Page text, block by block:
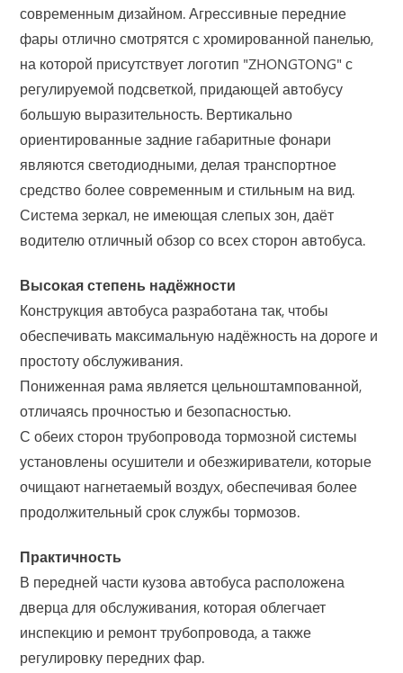
современным дизайном. Агрессивные передние
фары отлично смотрятся с хромированной панелью,
на которой присутствует логотип "ZHONGTONG" с
регулируемой подсветкой, придающей автобусу
большую выразительность. Вертикально
ориентированные задние габаритные фонари
являются светодиодными, делая транспортное
средство более современным и стильным на вид.
Система зеркал, не имеющая слепых зон, даёт
водителю отличный обзор со всех сторон автобуса.
Высокая степень надёжности
Конструкция автобуса разработана так, чтобы
обеспечивать максимальную надёжность на дороге и
простоту обслуживания.
Пониженная рама является цельноштампованной,
отличаясь прочностью и безопасностью.
С обеих сторон трубопровода тормозной системы
установлены осушители и обезжириватели, которые
очищают нагнетаемый воздух, обеспечивая более
продолжительный срок службы тормозов.
Практичность
В передней части кузова автобуса расположена
дверца для обслуживания, которая облегчает
инспекцию и ремонт трубопровода, а также
регулировку передних фар.